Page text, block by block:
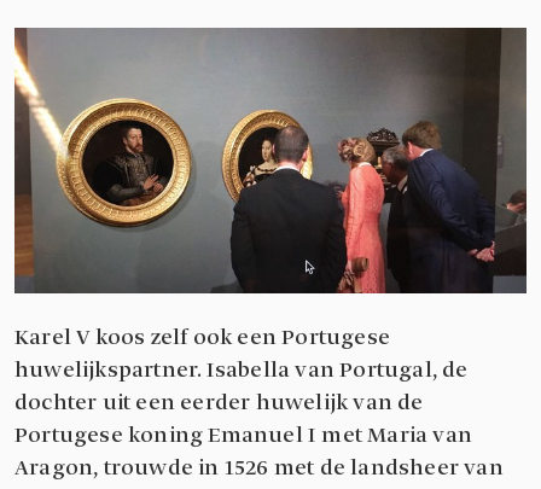
Karel V koos zelf ook een Portugese
huwelijkspartner. Isabella van Portugal, de
dochter uit een eerder huwelijk van de
Portugese koning Emanuel I met Maria van
Aragon, trouwde in 1526 met de landsheer van